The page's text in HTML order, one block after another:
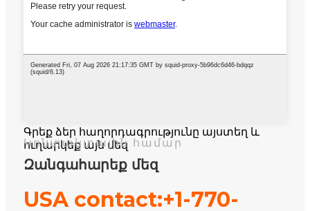
Գրեք ձեր հաղորդագրությունը այստեղ և
ուղարկեք այն մեզ
Կոնտակտային համար
Զանգահարեք մեզ
USA contact:+1-770-